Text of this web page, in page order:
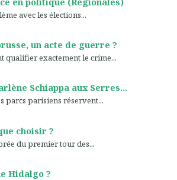
avec les élections...
un acte de guerre ?
qualifier exactement le crime...
Schiappa aux Serres...
parcs parisiens réservent...
choisir ?
du premier tour des...
Hidalgo ?